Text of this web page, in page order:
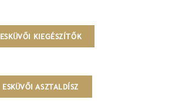
ESKÜVŐI KIEGÉSZÍTŐK
ESKÜVŐI ASZTALDÍSZ